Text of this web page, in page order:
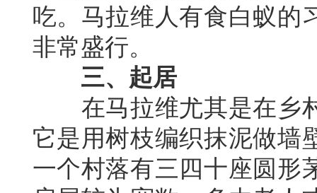
吃。马拉维人有食白蚁的
非常盛行。
三、起居
在马拉维尤其是在乡
它是用树枝编织抹泥做墙
一个村落有三四十座圆形